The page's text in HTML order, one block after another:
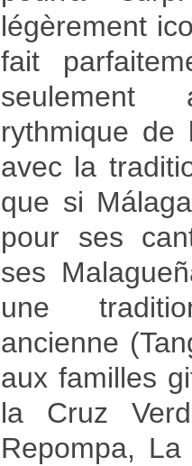
légèrement
fait
rythmique de
avec la
que si
pour ses
ses
une
ancienne
aux familles
la Cruz
Repompa,